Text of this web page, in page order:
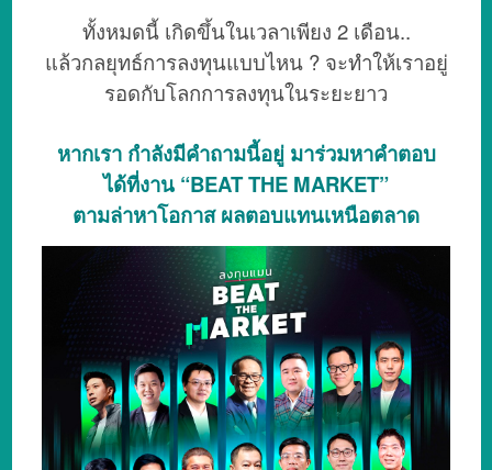
ทั้งหมดนี้ เกิดขึ้นในเวลาเพียง 2 เดือน..
แล้วกลยุทธ์การลงทุนแบบไหน ? จะทำให้เราอยู่
รอดกับโลกการลงทุนในระยะยาว
หากเรา กำลังมีคำถามนี้อยู่ มาร่วมหาคำตอบ
ได้ที่งาน “BEAT THE MARKET”
ตามล่าหาโอกาส ผลตอบแทนเหนือตลาด